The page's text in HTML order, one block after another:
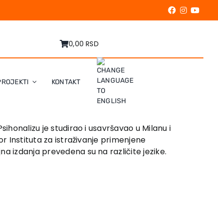
0,00 RSD
KONTAKT
je studirao i usavršavao u Milanu i
Instituta za istraživanje primenjene
izdanja prevedena su na različite jezike.